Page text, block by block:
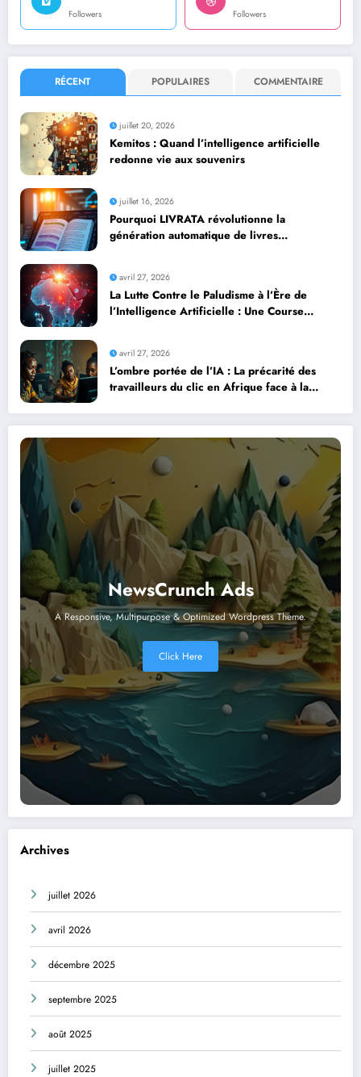
Followers Followers
RÉCENT POPULAIRES COMMENTAIRE
juillet 20, 2026
Kemitos : Quand l’intelligence artificielle
redonne vie aux souvenirs
juillet 16, 2026
Pourquoi LIVRATA révolutionne la
génération automatique de livres
avril 27, 2026
La Lutte Contre le Paludisme à l’Ère de
l’Intelligence Artificielle : Une Course
avril 27, 2026
L’ombre portée de l’IA : La précarité des
travailleurs du clic en Afrique face à la
NewsCrunch Ads
A Responsive, Multipurpose & Optimized Wordpress Theme.
Click Here
Archives
juillet 2026
avril 2026
décembre 2025
septembre 2025
août 2025
juillet 2025